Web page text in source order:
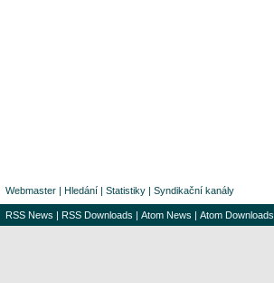
Webmaster | Hledání | Statistiky | Syndikační kanály
RSS News | RSS Downloads | Atom News | Atom Downloads